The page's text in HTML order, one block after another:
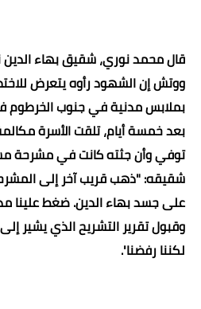
قال محمد نوري، شقيق بهاء
ووتش إن الشهود رأوه يتعرض
بعد خمسة أيام، تلقت الأسرة
توفي وأن جثته كانت في مشرحة
شقيقه: "ذهب قريب آخر إلى
على جسد بهاء الدين. ضغط علينا
وقبول تقرير التشريح الذي يشير
لكننا رفضنا".